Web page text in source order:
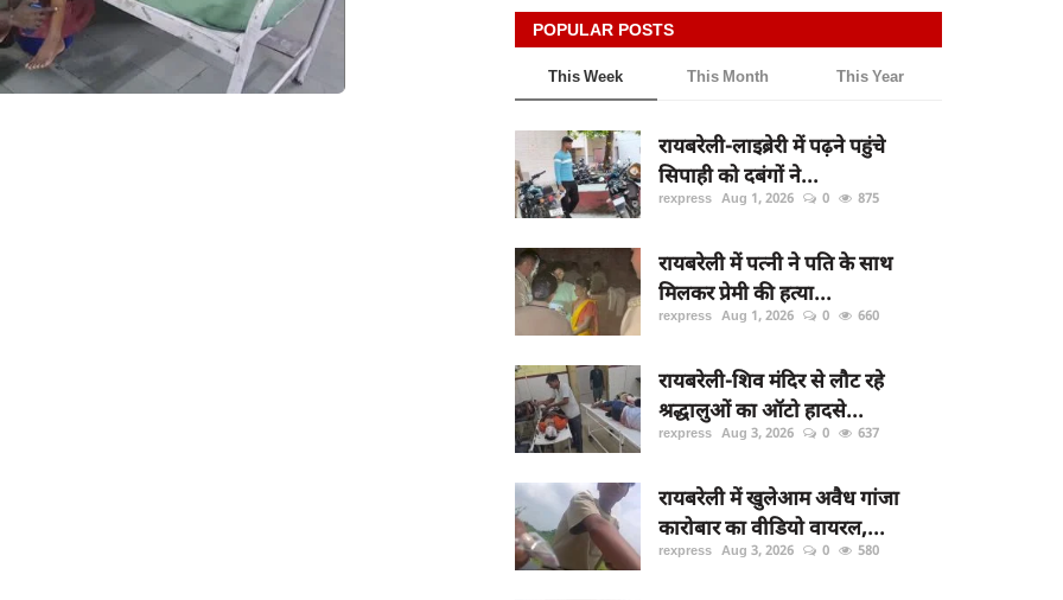
POPULAR POSTS
This Week This Month This Year
रायबरेली-लाइब्रेरी में पढ़ने पहुंचे
सिपाही को दबंगों ने...
rexpress Aug 1, 2026 0 875
रायबरेली में पत्नी ने पति के साथ
मिलकर प्रेमी की हत्या...
rexpress Aug 1, 2026 0 660
रायबरेली-शिव मंदिर से लौट रहे
श्रद्धालुओं का ऑटो हादसे...
rexpress Aug 3, 2026 0 637
रायबरेली में खुलेआम अवैध गांजा
कारोबार का वीडियो वायरल,...
rexpress Aug 3, 2026 0 580